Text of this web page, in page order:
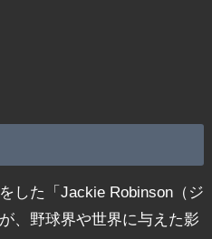
した「Jackie Robinson（ジ
、野球界や世界に与えた影